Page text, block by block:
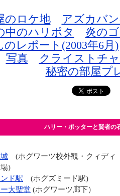
のロケ地
アズカバ
中のハリポタ
炎の
のレポート(2003年6月)
写真
クライストチ
秘密の部屋プ
ハリー・ポッターと賢者の
(ホグワーツ校外観・クィディ
)
ド駅 (ホグズミード駅)
大聖堂 (ホグワーツ廊下）